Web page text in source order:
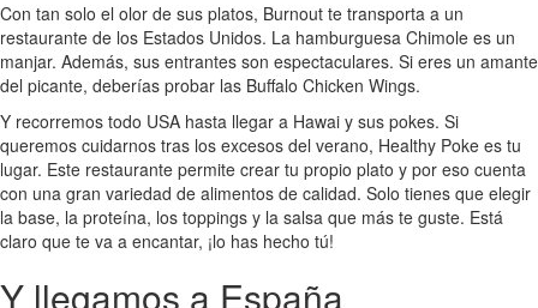
Con tan solo el olor de sus platos, Burnout te transporta a un
restaurante de los Estados Unidos. La hamburguesa Chimole es un
manjar. Además, sus entrantes son espectaculares. Si eres un amante
del picante, deberías probar las Buffalo Chicken Wings.
Y recorremos todo USA hasta llegar a Hawai y sus pokes. Si
queremos cuidarnos tras los excesos del verano, Healthy Poke es tu
lugar. Este restaurante permite crear tu propio plato y por eso cuenta
con una gran variedad de alimentos de calidad. Solo tienes que elegir
la base, la proteína, los toppings y la salsa que más te guste. Está
claro que te va a encantar, ¡lo has hecho tú!
Y llegamos a España